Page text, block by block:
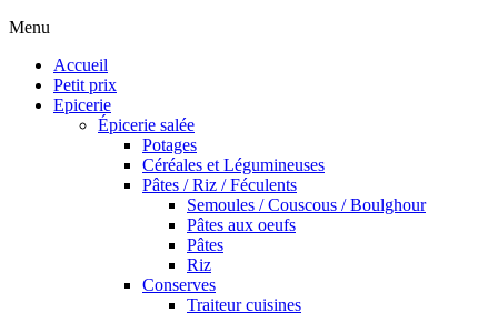
Menu
Accueil
Petit prix
Epicerie
Épicerie salée
Potages
Céréales et Légumineuses
Pâtes / Riz / Féculents
Semoules / Couscous / Boulghour
Pâtes aux oeufs
Pâtes
Riz
Conserves
Traiteur cuisines